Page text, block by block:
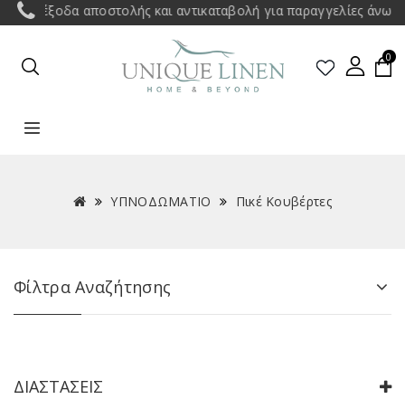
αποστολής και αντικαταβολή για παραγγελίες άνω των 35€
0
ΥΠΝΟΔΩΜΑΤΙΟ Πικέ Κουβέρτες
Φίλτρα Αναζήτησης
ΔΙΑΣΤΆΣΕΙΣ